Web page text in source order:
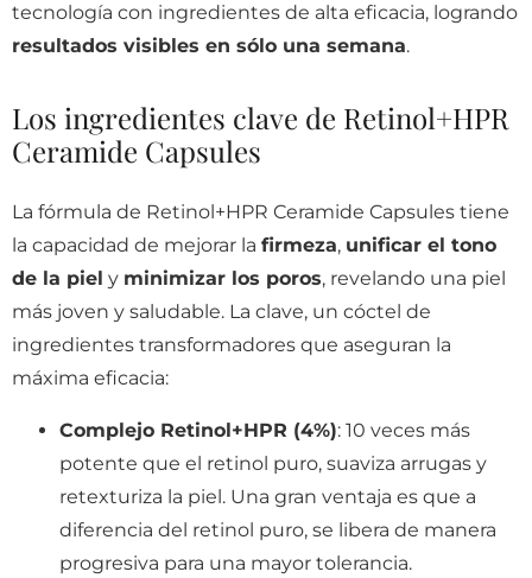
tecnología con ingredientes de alta eficacia, logrando
resultados visibles en sólo una semana.
Los ingredientes clave de Retinol+HPR
Ceramide Capsules
La fórmula de Retinol+HPR Ceramide Capsules tiene
la capacidad de mejorar la firmeza, unificar el tono
de la piel y minimizar los poros, revelando una piel
más joven y saludable. La clave, un cóctel de
ingredientes transformadores que aseguran la
máxima eficacia:
Complejo Retinol+HPR (4%): 10 veces más
potente que el retinol puro, suaviza arrugas y
retexturiza la piel. Una gran ventaja es que a
diferencia del retinol puro, se libera de manera
progresiva para una mayor tolerancia.